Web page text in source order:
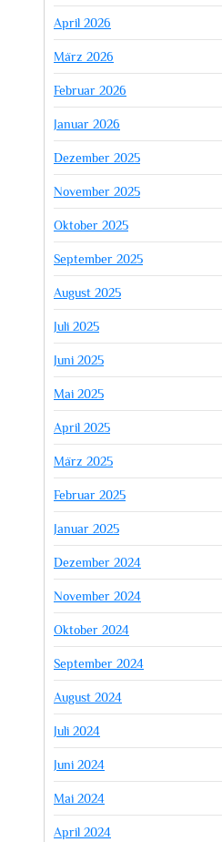
April 2026
März 2026
Februar 2026
Januar 2026
Dezember 2025
November 2025
Oktober 2025
September 2025
August 2025
Juli 2025
Juni 2025
Mai 2025
April 2025
März 2025
Februar 2025
Januar 2025
Dezember 2024
November 2024
Oktober 2024
September 2024
August 2024
Juli 2024
Juni 2024
Mai 2024
April 2024